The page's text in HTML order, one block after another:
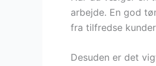
arbejde. En god
fra tilfredse
Desuden er det